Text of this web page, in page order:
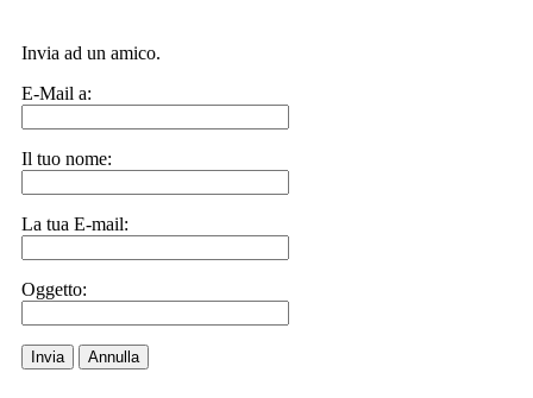
Invia ad un amico.
E-Mail a:
Il tuo nome:
La tua E-mail:
Oggetto:
Invia Annulla